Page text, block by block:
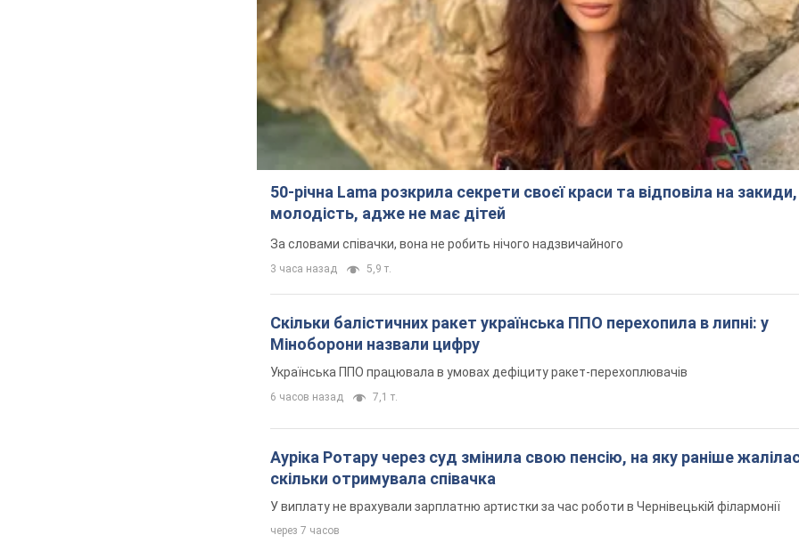
50-річна Lama розкрила секрети своєї краси та відповіла на
молодість, адже не має дітей
За словами співачки, вона не робить нічого надзвичайного
3 часа назад 5,9 т.
Скільки балістичних ракет українська ППО перехопила в липні: у
Міноборони назвали цифру
Українська ППО працювала в умовах дефіциту ракет-перехоплювачів
6 часов назад 7,1 т.
Ауріка Ротару через суд змінила свою пенсію, на яку раніше
скільки отримувала співачка
У виплату не врахували зарплатню артистки за час роботи в Чернівецькій філармонії
через 7 часов